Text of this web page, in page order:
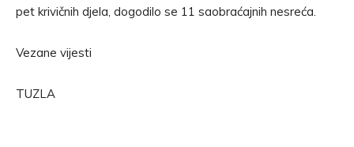
pet krivičnih djela, dogodilo se 11 saobraćajnih nesreća.
Vezane vijesti
TUZLA